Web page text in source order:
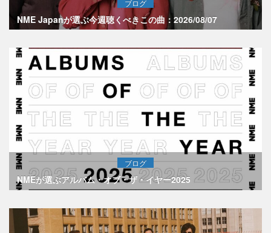
ブログ
NME Japanが選ぶ今週聴くべきこの曲：2026/08/07
ブログ
NMEが選ぶアルバム・オブ・ザ・イヤー2025